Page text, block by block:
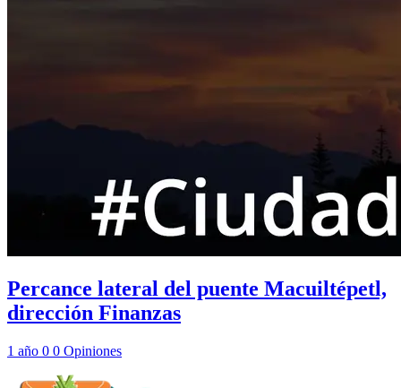
Percance lateral del puente Macuiltépetl,
dirección Finanzas
1 año 0 0 Opiniones